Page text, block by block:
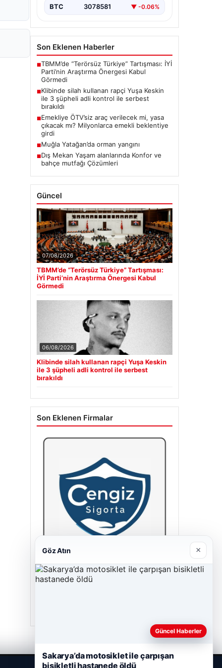
BTC 3078581 ▼ -0.06%
Son Eklenen Haberler
■TBMM’de “Terörsüz Türkiye” Tartışması: İYİ
Parti’nin Araştırma Önergesi Kabul
Görmedi
■Klibinde silah kullanan rapçi Yuşa Keskin
ile 3 şüpheli adli kontrol ile serbest
bırakıldı
■Emekliye ÖTV’siz araç verilecek mi, yasa
çıkacak mı? Milyonlarca emekli beklentiye
girdi
■Muğla Yatağan’da orman yangını
■Dış Mekan Yaşam alanlarında Konfor ve
bahçe mutfağı Çözümleri
Güncel
07/08/2026
TBMM’de “Terörsüz Türkiye” Tartışması:
İYİ Parti’nin Araştırma Önergesi Kabul
Görmedi
06/08/2026
Klibinde silah kullanan rapçi Yuşa Keskin
ile 3 şüpheli adli kontrol ile serbest
bırakıldı
Son Eklenen Firmalar
Cengiz Sigorta
Göz Atın ×
Güncel Haberler
Sakarya’da motosiklet ile çarpışan
bisikletli hastanede öldü